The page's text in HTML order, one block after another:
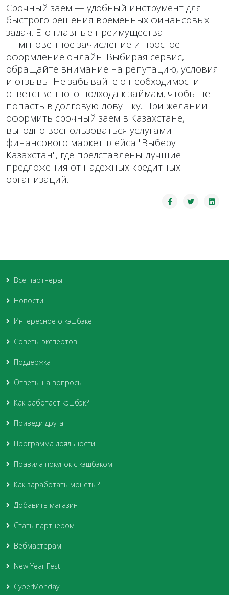
Срочный заем — удобный инструмент для
быстрого решения временных финансовых
задач. Его главные преимущества
— мгновенное зачисление и простое
оформление онлайн. Выбирая сервис,
обращайте внимание на репутацию, условия
и отзывы. Не забывайте о необходимости
ответственного подхода к займам, чтобы не
попасть в долговую ловушку. При желании
оформить срочный заем в Казахстане,
выгодно воспользоваться услугами
финансового маркетплейса "Выберу
Казахстан", где представлены лучшие
предложения от надежных кредитных
организаций.
Все партнеры
Новости
Интересное о кэшбэке
Советы экспертов
Поддержка
Ответы на вопросы
Как работает кэшбэк?
Приведи друга
Программа лояльности
Правила покупок с кэшбэком
Как заработать монеты?
Добавить магазин
Стать партнером
Вебмастерам
New Year Fest
CyberMonday